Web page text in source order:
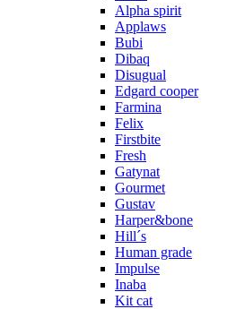
Alpha spirit
Applaws
Bubi
Dibaq
Disugual
Edgard cooper
Farmina
Felix
Firstbite
Fresh
Gatynat
Gourmet
Gustav
Harper&bone
Hill´s
Human grade
Impulse
Inaba
Kit cat